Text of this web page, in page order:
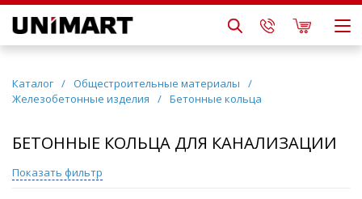
Каталог / Общестроительные материалы
/
Железобетонные изделия
/ Бетонные кольца
БЕТОННЫЕ КОЛЬЦА ДЛЯ КАНАЛИЗАЦИИ
Показать фильтр